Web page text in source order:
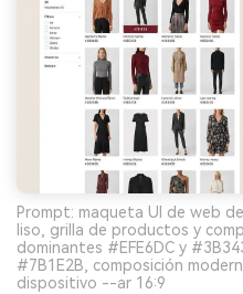
Prompt: maqueta UI de web
liso, grilla de productos y
dominantes #EFE6DC y
#7B1E2B, composición
dispositivo --ar 16:9